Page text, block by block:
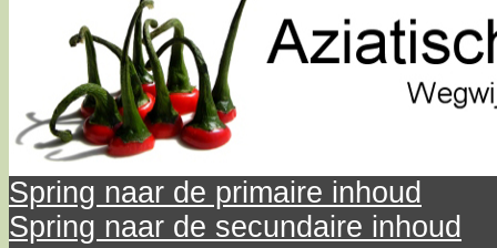
Spring naar de primaire inhoud
Spring naar de secundaire inhoud